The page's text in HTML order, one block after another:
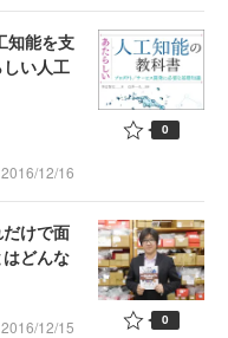
知能を支
い人工
2016/12/16
0
だけで面
どんな
2016/12/15 0